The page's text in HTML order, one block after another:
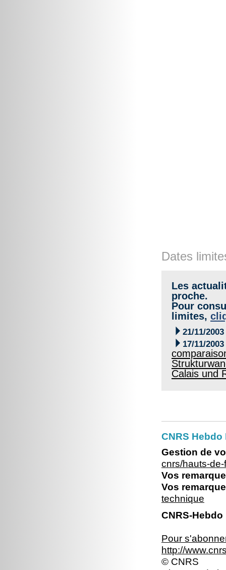
Dates
Les
proche.
Pour
limites,
 21/11/2003
 17/11/2003
Calais und
CNRS
Gestion de
cnrs/hauts-
Vos
Vos
technique
CNRS-
Pour
http://
© CNRS